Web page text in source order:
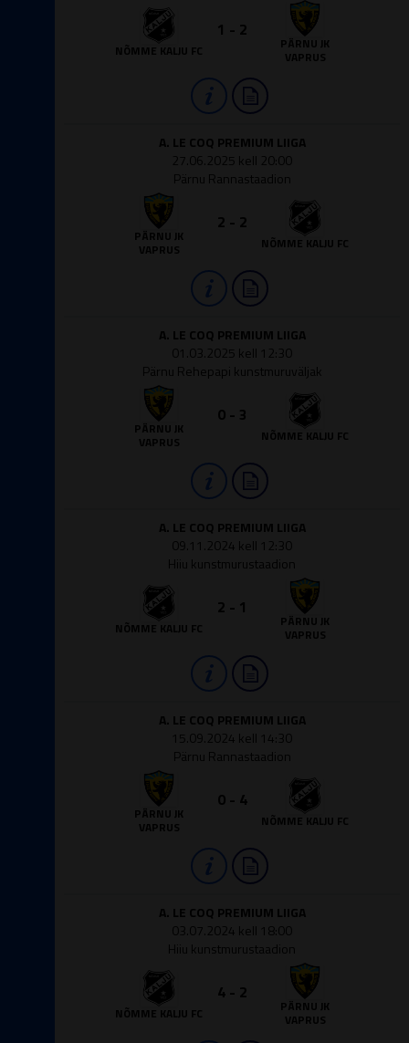
NÕMME KALJU FC
1 - 2
PÄRNU JK
VAPRUS
A. LE COQ PREMIUM LIIGA
27.06.2025 kell 20:00
Pärnu Rannastaadion
PÄRNU JK
VAPRUS
2 - 2
NÕMME KALJU FC
A. LE COQ PREMIUM LIIGA
01.03.2025 kell 12:30
Pärnu Rehepapi kunstmuruväljak
PÄRNU JK
VAPRUS
0 - 3
NÕMME KALJU FC
A. LE COQ PREMIUM LIIGA
09.11.2024 kell 12:30
Hiiu kunstmurustaadion
NÕMME KALJU FC
2 - 1
PÄRNU JK
VAPRUS
A. LE COQ PREMIUM LIIGA
15.09.2024 kell 14:30
Pärnu Rannastaadion
PÄRNU JK
VAPRUS
0 - 4
NÕMME KALJU FC
A. LE COQ PREMIUM LIIGA
03.07.2024 kell 18:00
Hiiu kunstmurustaadion
NÕMME KALJU FC
4 - 2
PÄRNU JK
VAPRUS